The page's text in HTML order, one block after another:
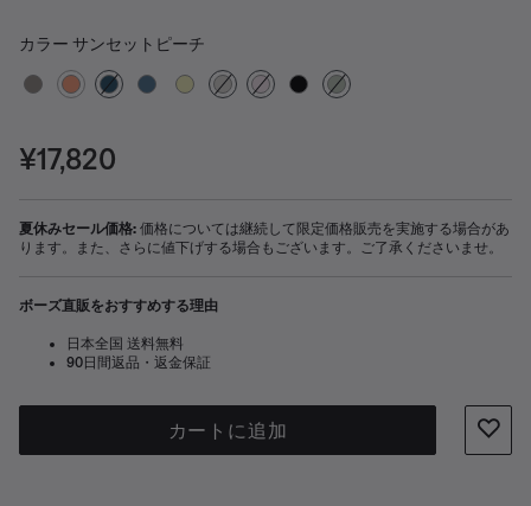
カラーの選択
選択済み
カラー サンセットピーチ
価格:
¥17,820
夏休みセール価格: 価格については継続して限定価格販売を実施する場合があ
ります。また、さらに値下げする場合もございます。ご了承くださいませ。
ボーズ直販をおすすめする理由
日本全国 送料無料
90日間返品・返金保証
カートに追加